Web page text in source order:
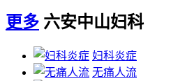
更多 六安中山妇科
妇科炎症
无痛人流